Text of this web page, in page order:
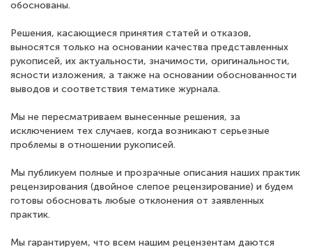
обоснованы.
Решения, касающиеся принятия статей и отказов,
выносятся только на основании качества представленных
рукописей, их актуальности, значимости, оригинальности,
ясности изложения, а также на основании обоснованности
выводов и соответствия тематике журнала.
Мы не пересматриваем вынесенные решения, за
исключением тех случаев, когда возникают серьезные
проблемы в отношении рукописей.
Мы публикуем полные и прозрачные описания наших практик
рецензирования (двойное слепое рецензирование) и будем
готовы обосновать любые отклонения от заявленных
практик.
Мы гарантируем, что всем нашим рецензентам даются